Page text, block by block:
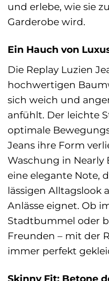
und erlebe, wie sie
Garderobe wird.
Ein Hauch von
Die Replay Luzien
hochwertigen
sich weich und
anfühlt. Der leichte
optimale
Jeans ihre Form
Waschung in Nearly
eine elegante Note,
lässigen Alltagslook
Anlässe eignet. Ob
Stadtbummel oder
Freunden – mit der
immer perfekt
Skinny Fit: Betone